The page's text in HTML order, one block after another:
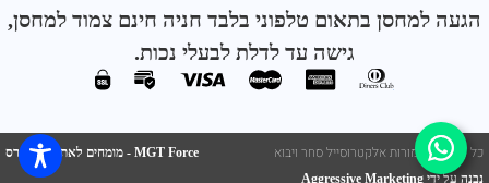
הגעה למחסן בתאום טלפוני בלבד חניה חינם צמוד למחסן,
גישה עד לדלת לבעלי נכות.
כל הזכויות שמורות אלקטרוסייל סחר ויבוא
MGT Force - מומחים לאתרי וורדפרס
נבנה על ידי Aggressive Marketing